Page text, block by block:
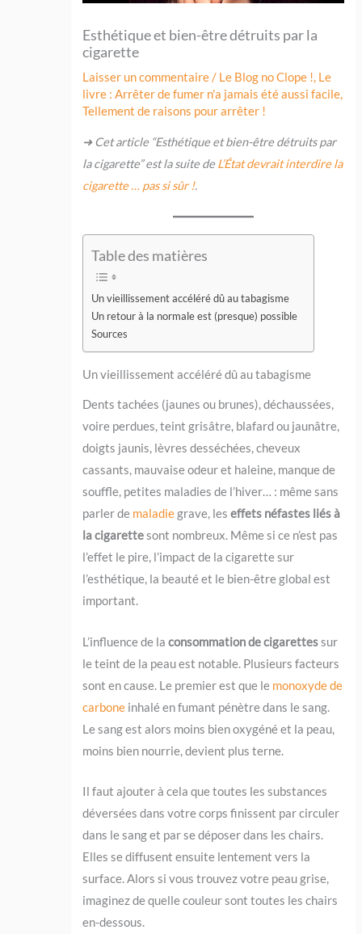
Esthétique et bien-être détruits par la
cigarette
Laisser un commentaire / Le Blog no Clope !, Le
livre : Arrêter de fumer n'a jamais été aussi facile,
Tellement de raisons pour arrêter !
➜ Cet article “Esthétique et bien-être détruits par
la cigarette” est la suite deL’État devrait interdire la
cigarette … pas si sûr !.
Table des matières
Un vieillissement accéléré dû au tabagisme
Un retour à la normale est (presque) possible
Sources
Un vieillissement accéléré dû au tabagisme
Dents tachées (jaunes ou brunes), déchaussées,
voire perdues, teint grisâtre, blafard ou jaunâtre,
doigts jaunis, lèvres desséchées, cheveux
cassants, mauvaise odeur et haleine, manque de
souffle, petites maladies de l’hiver… : même sans
parler de maladiegrave, leseffets néfastes liés à
la cigarettesont nombreux. Même si ce n’est pas
l’effet le pire, l’impact de la cigarette sur
l’esthétique, la beauté et le bien-être global est
important.
L’influence de laconsommation de cigarettessur
le teint de la peau est notable. Plusieurs facteurs
sont en cause. Le premier est que le monoxyde de
carbone inhalé en fumant pénètre dans le sang.
Le sang est alors moins bien oxygéné et la peau,
moins bien nourrie, devient plus terne.
Il faut ajouter à cela que toutes les substances
déversées dans votre corps finissent par circuler
dans le sang et par se déposer dans les chairs.
Elles se diffusent ensuite lentement vers la
surface. Alors si vous trouvez votre peau grise,
imaginez de quelle couleur sont toutes les chairs
en-dessous.